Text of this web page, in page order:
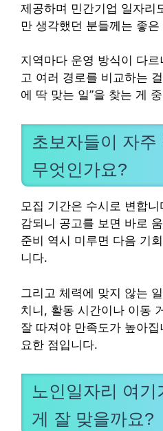
제공하며 민간기업 일자리
만 생각했던 분들께는 좋
지역마다 운영 방식이 다
고 여러 경로를 비교하는
에 딱 맞는 일”을 찾는 게
초보자들이 자주
무엇인가요?
모집 기간은 수시로 변합
감되니 공고를 보면 바로
준비 역시 미루면 다음 기
니다.
그리고 체력에 맞지 않는
치니, 활동 시간이나 이동
잘 따져야 만족도가 높아
요한 점입니다.
노인일자리 여기
게 잘 맞을까요?